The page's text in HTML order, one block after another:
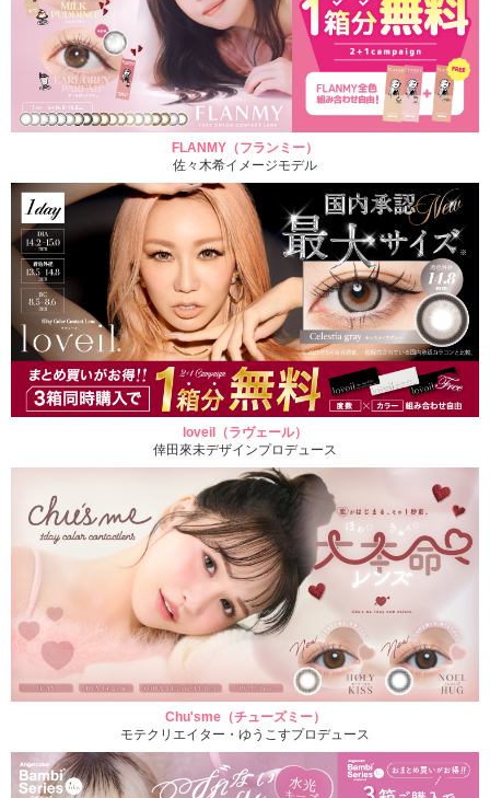
FLANMY（フランミー）
佐々木希イメージモデル
loveil（ラヴェール）
倖田來未デザインプロデュース
Chu'sme（チューズミー）
モテクリエイター・ゆうこすプロデュース